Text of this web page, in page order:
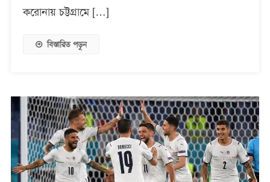
করোনায় চট্টগ্রামে […]
বিস্তারিত পড়ুন